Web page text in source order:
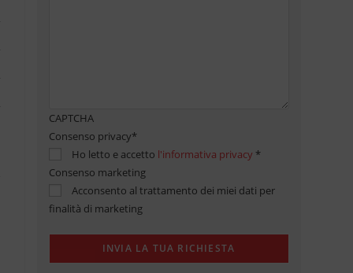
CAPTCHA
Consenso privacy*
Ho letto e accetto l'informativa privacy *
Consenso marketing
Acconsento al trattamento dei miei dati per
finalità di marketing